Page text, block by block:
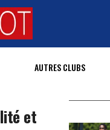
AUTRES CLUBS
et